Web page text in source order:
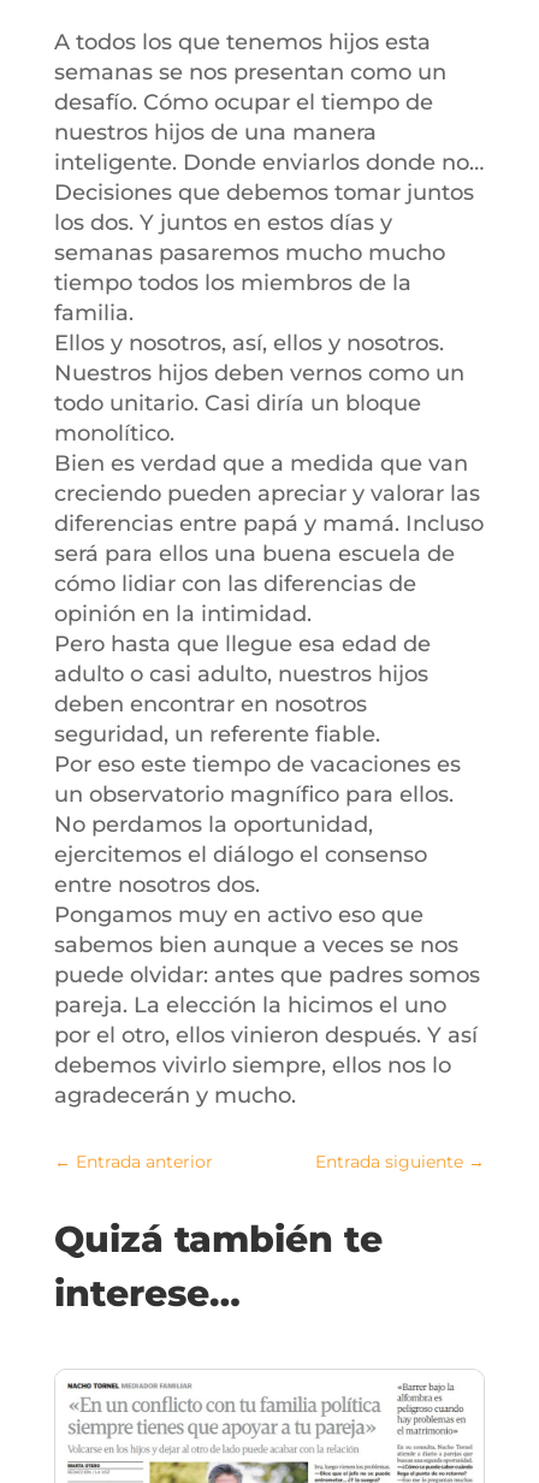
A todos los que tenemos hijos esta
semanas se nos presentan como un
desafío. Cómo ocupar el tiempo de
nuestros hijos de una manera
inteligente. Donde enviarlos donde no…
Decisiones que debemos tomar juntos
los dos. Y juntos en estos días y
semanas pasaremos mucho mucho
tiempo todos los miembros de la
familia.
Ellos y nosotros, así, ellos y nosotros.
Nuestros hijos deben vernos como un
todo unitario. Casi diría un bloque
monolítico.
Bien es verdad que a medida que van
creciendo pueden apreciar y valorar las
diferencias entre papá y mamá. Incluso
será para ellos una buena escuela de
cómo lidiar con las diferencias de
opinión en la intimidad.
Pero hasta que llegue esa edad de
adulto o casi adulto, nuestros hijos
deben encontrar en nosotros
seguridad, un referente fiable.
Por eso este tiempo de vacaciones es
un observatorio magnífico para ellos.
No perdamos la oportunidad,
ejercitemos el diálogo el consenso
entre nosotros dos.
Pongamos muy en activo eso que
sabemos bien aunque a veces se nos
puede olvidar: antes que padres somos
pareja. La elección la hicimos el uno
por el otro, ellos vinieron después. Y así
debemos vivirlo siempre, ellos nos lo
agradecerán y mucho.
← Entrada anterior Entrada siguiente →
Quizá también te
interese…